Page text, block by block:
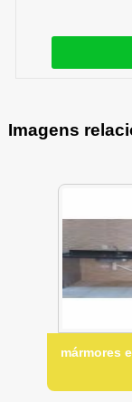
Imagens
mármores